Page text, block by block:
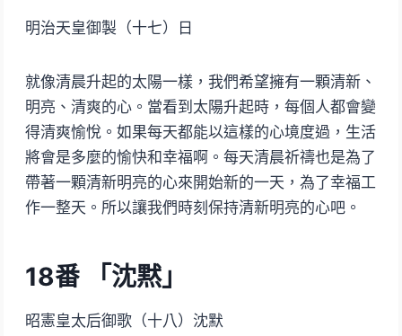
明治天皇御製（十七）日
就像清晨升起的太陽一樣，我們希望擁有一顆清新、
明亮、清爽的心。當看到太陽升起時，每個人都會變
得清爽愉悅。如果每天都能以這樣的心境度過，生活
將會是多麼的愉快和幸福啊。每天清晨祈禱也是為了
帶著一顆清新明亮的心來開始新的一天，為了幸福工
作一整天。所以讓我們時刻保持清新明亮的心吧。
18番 「沈黙」
昭憲皇太后御歌（十八）沈默